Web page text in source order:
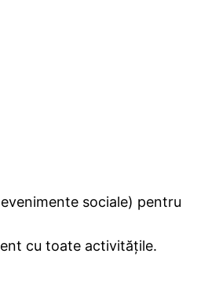
sociale) pentru
cu toate activitățile.